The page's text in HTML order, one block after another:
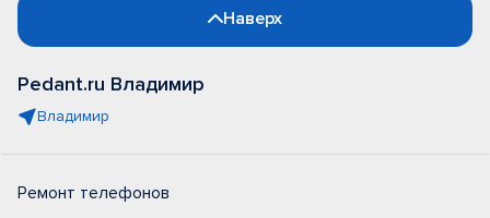
Наверх
Pedant.ru Владимир
Владимир
Ремонт телефонов